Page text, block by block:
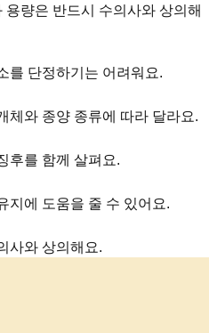
량은 반드시 수의사와 상의해
를 단정하기는 어려워요.
체와 종양 종류에 따라 달라요.
후를 함께 살펴요.
지에 도움을 줄 수 있어요.
사와 상의해요.